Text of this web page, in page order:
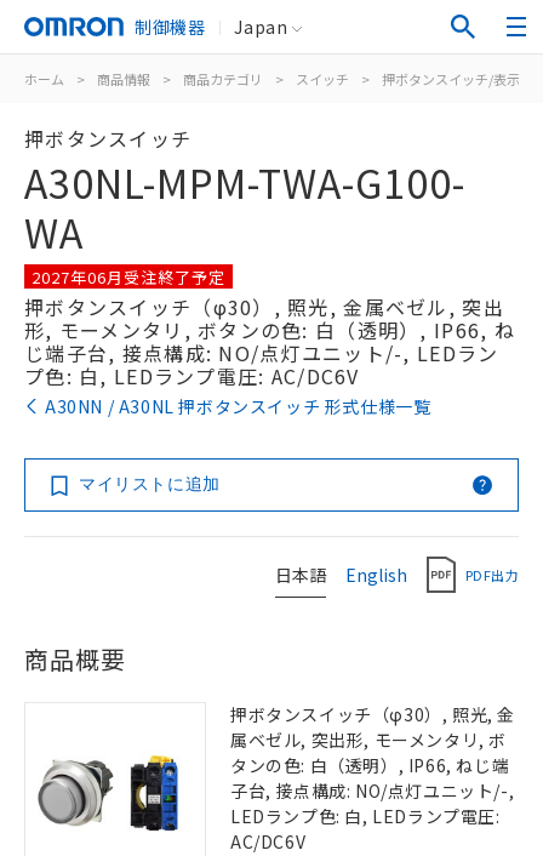
制御機器 Japan
ホーム > 商品情報 > 商品カテゴリ > スイッチ > 押ボタンスイッチ/表示灯
押ボタンスイッチ
A30NL-MPM-TWA-G100-
WA
2027年06月受注終了予定
押ボタンスイッチ（φ30）, 照光, 金属ベゼル, 突出
形, モーメンタリ, ボタンの色: 白（透明）, IP66, ね
じ端子台, 接点構成: NO/点灯ユニット/-, LEDラン
プ色: 白, LEDランプ電圧: AC/DC6V
A30NN / A30NL 押ボタンスイッチ 形式仕様一覧
マイリストに追加
日本語 English PDF出力
商品概要
押ボタンスイッチ（φ30）, 照光, 金
属ベゼル, 突出形, モーメンタリ, ボ
タンの色: 白（透明）, IP66, ねじ端
子台, 接点構成: NO/点灯ユニット/-,
LEDランプ色: 白, LEDランプ電圧:
AC/DC6V